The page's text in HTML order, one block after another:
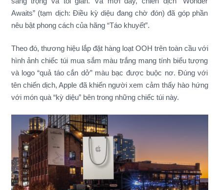
Awaits” (tạm dịch: Điều kỳ diệu đang chờ đón) đã góp phần
nêu bật phong cách của hãng “Táo khuyết”.
Theo đó, thương hiệu lắp đặt hàng loạt OOH trên toàn cầu với
hình ảnh chiếc túi mua sắm màu trắng mang tính biểu tượng
và logo “quả táo cắn dở” màu bạc được buộc nơ. Đúng với
tên chiến dịch, Apple đã khiến người xem cảm thấy hào hứng
với món quà “kỳ diệu” bên trong những chiếc túi này.